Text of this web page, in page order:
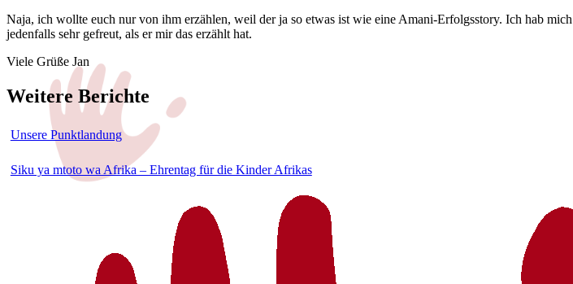
Naja, ich wollte euch nur von ihm erzählen, weil der ja so etwas ist wie eine Amani-Erfolgsstory. Ich hab mich
jedenfalls sehr gefreut, als er mir das erzählt hat.
Viele Grüße Jan
Weitere Berichte
Unsere Punktlandung
Siku ya mtoto wa Afrika – Ehrentag für die Kinder Afrikas